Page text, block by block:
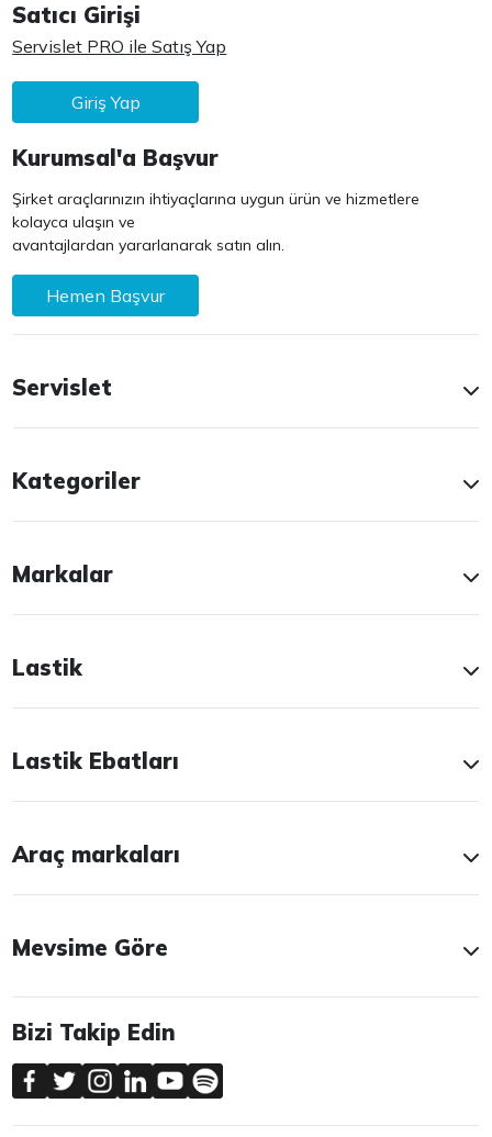
Satıcı Girişi
Servislet PRO ile Satış Yap
Giriş Yap
Kurumsal'a Başvur
Şirket araçlarınızın ihtiyaçlarına uygun ürün ve hizmetlere
kolayca ulaşın ve
avantajlardan yararlanarak satın alın.
Hemen Başvur
Servislet
Kategoriler
Markalar
Lastik
Lastik Ebatları
Araç markaları
Mevsime Göre
Bizi Takip Edin